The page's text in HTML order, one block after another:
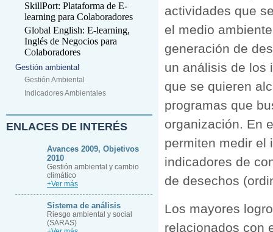
SkillPort: Plataforma de E-
learning para Colaboradores
Global English: E-learning,
Inglés de Negocios para
Colaboradores
Gestión ambiental
Gestión Ambiental
Indicadores Ambientales
ENLACES DE INTERÉS
Avances 2009, Objetivos
2010
Gestión ambiental y cambio
climático
+Ver más
Sistema de análisis
Riesgo ambiental y social
(SARAS)
actividades que
el medio
generación de
un análisis de los
que se quieren
programas que
organización. En
permiten medir el
indicadores de
de desechos
Los mayores
relacionados con